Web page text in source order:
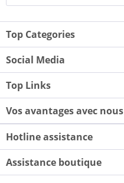
Top Categories
Social Media
Top Links
Vos avantages avec nous
Hotline assistance
Assistance boutique